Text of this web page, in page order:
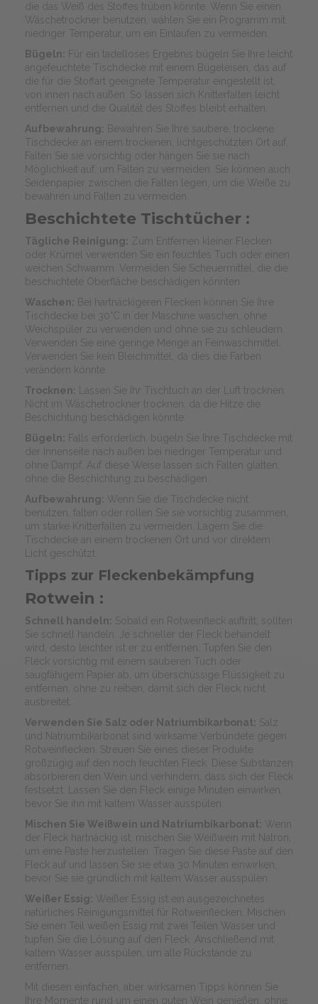
die das Weiß des Stoffes trüben könnte. Wenn Sie einen
Wäschetrockner benutzen, wählen Sie ein Programm mit
niedriger Temperatur, um ein Einlaufen zu vermeiden.
Bügeln: Für ein tadelloses Ergebnis bügeln Sie Ihre leicht
angefeuchtete Tischdecke mit einem Bügeleisen, das auf
die für die Stoffart geeignete Temperatur eingestellt ist,
von innen nach außen. So lassen sich Knitterfalten leicht
entfernen und die Qualität des Stoffes bleibt erhalten.
Aufbewahrung: Bewahren Sie Ihre saubere, trockene
Tischdecke an einem trockenen, lichtgeschützten Ort auf.
Falten Sie sie vorsichtig oder hängen Sie sie nach
Möglichkeit auf, um Falten zu vermeiden. Sie können auch
Seidenpapier zwischen die Falten legen, um die Weiße zu
bewahren und Falten zu vermeiden.
Beschichtete Tischtücher :
Tägliche Reinigung: Zum Entfernen kleiner Flecken
oder Krümel verwenden Sie ein feuchtes Tuch oder einen
weichen Schwamm. Vermeiden Sie Scheuermittel, die die
beschichtete Oberfläche beschädigen könnten.
Waschen: Bei hartnäckigeren Flecken können Sie Ihre
Tischdecke bei 30°C in der Maschine waschen, ohne
Weichspüler zu verwenden und ohne sie zu schleudern.
Verwenden Sie eine geringe Menge an Feinwaschmittel.
Verwenden Sie kein Bleichmittel, da dies die Farben
verändern könnte.
Trocknen: Lassen Sie Ihr Tischtuch an der Luft trocknen.
Nicht im Wäschetrockner trocknen, da die Hitze die
Beschichtung beschädigen könnte.
Bügeln: Falls erforderlich, bügeln Sie Ihre Tischdecke mit
der Innenseite nach außen bei niedriger Temperatur und
ohne Dampf. Auf diese Weise lassen sich Falten glätten,
ohne die Beschichtung zu beschädigen.
Aufbewahrung: Wenn Sie die Tischdecke nicht
benutzen, falten oder rollen Sie sie vorsichtig zusammen,
um starke Knitterfalten zu vermeiden. Lagern Sie die
Tischdecke an einem trockenen Ort und vor direktem
Licht geschützt.
Tipps zur Fleckenbekämpfung
Rotwein :
Schnell handeln: Sobald ein Rotweinfleck auftritt, sollten
Sie schnell handeln. Je schneller der Fleck behandelt
wird, desto leichter ist er zu entfernen. Tupfen Sie den
Fleck vorsichtig mit einem sauberen Tuch oder
saugfähigem Papier ab, um überschüssige Flüssigkeit zu
entfernen, ohne zu reiben, damit sich der Fleck nicht
ausbreitet.
Verwenden Sie Salz oder Natriumbikarbonat: Salz
und Natriumbikarbonat sind wirksame Verbündete gegen
Rotweinflecken. Streuen Sie eines dieser Produkte
großzügig auf den noch feuchten Fleck. Diese Substanzen
absorbieren den Wein und verhindern, dass sich der Fleck
festsetzt. Lassen Sie den Fleck einige Minuten einwirken,
bevor Sie ihn mit kaltem Wasser ausspülen.
Mischen Sie Weißwein und Natriumbikarbonat: Wenn
der Fleck hartnäckig ist, mischen Sie Weißwein mit Natron,
um eine Paste herzustellen. Tragen Sie diese Paste auf den
Fleck auf und lassen Sie sie etwa 30 Minuten einwirken,
bevor Sie sie gründlich mit kaltem Wasser ausspülen.
Weißer Essig: Weißer Essig ist ein ausgezeichnetes
natürliches Reinigungsmittel für Rotweinflecken. Mischen
Sie einen Teil weißen Essig mit zwei Teilen Wasser und
tupfen Sie die Lösung auf den Fleck. Anschließend mit
kaltem Wasser ausspülen, um alle Rückstände zu
entfernen.
Mit diesen einfachen, aber wirksamen Tipps können Sie
Ihre Momente rund um einen guten Wein genießen, ohne